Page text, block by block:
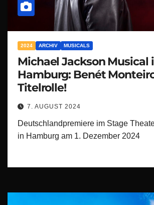
2024 ARCHIV MUSICALS
Michael Jackson Musical
Hamburg: Benét
Titelrolle!
7. AUGUST 2024
Deutschlandpremiere im Stage
in Hamburg am 1. Dezember 2024